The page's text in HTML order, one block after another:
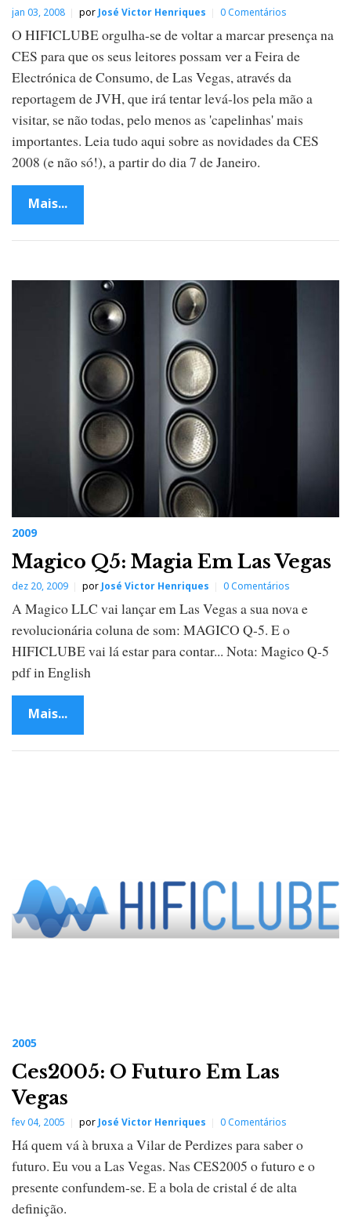
jan 03, 2008 por José Victor Henriques 0 Comentários
O HIFICLUBE orgulha-se de voltar a marcar presença na
CES para que os seus leitores possam ver a Feira de
Electrónica de Consumo, de Las Vegas, através da
reportagem de JVH, que irá tentar levá-los pela mão a
visitar, se não todas, pelo menos as 'capelinhas' mais
importantes. Leia tudo aqui sobre as novidades da CES
2008 (e não só!), a partir do dia 7 de Janeiro.
Mais...
2009
Magico Q5: Magia Em Las Vegas
dez 20, 2009 por José Victor Henriques 0 Comentários
A Magico LLC vai lançar em Las Vegas a sua nova e
revolucionária coluna de som: MAGICO Q-5. E o
HIFICLUBE vai lá estar para contar... Nota: Magico Q-5
pdf in English
Mais...
2005
Ces2005: O Futuro Em Las
Vegas
fev 04, 2005 porJosé Victor Henriques 0 Comentários
Há quem vá à bruxa a Vilar de Perdizes para saber o
futuro. Eu vou a Las Vegas. Nas CES2005 o futuro e o
presente confundem-se. E a bola de cristal é de alta
definição.